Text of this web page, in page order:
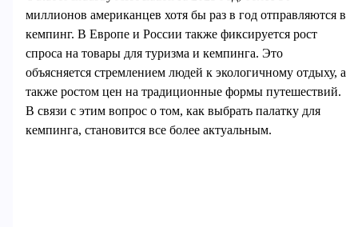
миллионов американцев хотя бы раз в год отправляются в
кемпинг. В Европе и России также фиксируется рост
спроса на товары для туризма и кемпинга. Это
объясняется стремлением людей к экологичному отдыху, а
также ростом цен на традиционные формы путешествий.
В связи с этим вопрос о том, как выбрать палатку для
кемпинга, становится все более актуальным.